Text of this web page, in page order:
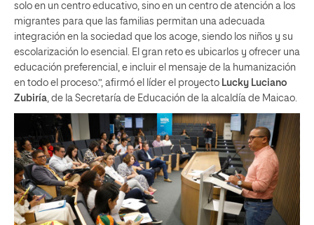
solo en un centro educativo, sino en un centro de atención a los
migrantes para que las familias permitan una adecuada
integración en la sociedad que los acoge, siendo los niños y su
escolarización lo esencial. El gran reto es ubicarlos y ofrecer una
educación preferencial, e incluir el mensaje de la humanización
en todo el proceso.”, afirmó el líder el proyecto Lucky Luciano
Zubiría , de la Secretaría de Educación de la alcaldía de Maicao.